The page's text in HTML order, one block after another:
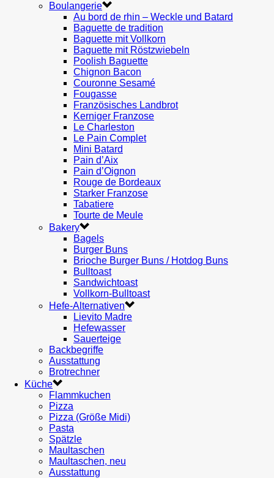
Boulangerie
Au bord de rhin – Weckle und Batard
Baguette de tradition
Baguette mit Vollkorn
Baguette mit Röstzwiebeln
Poolish Baguette
Chignon Bacon
Couronne Sesamé
Fougasse
Französisches Landbrot
Kerniger Franzose
Le Charleston
Le Pain Complet
Mini Batard
Pain d’Aix
Pain d’Oignon
Rouge de Bordeaux
Starker Franzose
Tabatiere
Tourte de Meule
Bakery
Bagels
Burger Buns
Brioche Burger Buns / Hotdog Buns
Bulltoast
Sandwichtoast
Vollkorn-Bulltoast
Hefe-Alternativen
Lievito Madre
Hefewasser
Sauerteige
Backbegriffe
Ausstattung
Brotrechner
Küche
Flammkuchen
Pizza
Pizza (Größe Midi)
Pasta
Spätzle
Maultaschen
Maultaschen, neu
Ausstattung